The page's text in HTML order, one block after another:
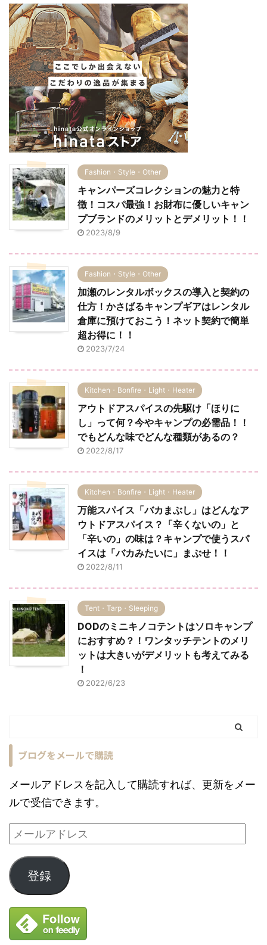
Fashion・Style・Other
キャンパーズコレクションの魅力と特
徴！コスパ最強！お財布に優しいキャン
プブランドのメリットとデメリット！！
2023/8/9
Fashion・Style・Other
加瀬のレンタルボックスの導入と契約の
仕方！かさばるキャンプギアはレンタル
倉庫に預けておこう！ネット契約で簡単
超お得に！！
2023/7/24
Kitchen・Bonfire・Light・Heater
アウトドアスパイスの先駆け「ほりに
し」って何？今やキャンプの必需品！！
でもどんな味でどんな種類があるの？
2022/8/17
Kitchen・Bonfire・Light・Heater
万能スパイス「バカまぶし」はどんなア
ウトドアスパイス？「辛くないの」と
「辛いの」の味は？キャンプで使うスパ
イスは「バカみたいに」まぶせ！！
2022/8/11
Tent・Tarp・Sleeping
DODのミニキノコテントはソロキャンプ
におすすめ？！ワンタッチテントのメリ
ットは大きいがデメリットも考えてみる
！
2022/6/23
ブログをメールで購読
メールアドレスを記入して購読すれば、更新をメー
ルで受信できます。
登録